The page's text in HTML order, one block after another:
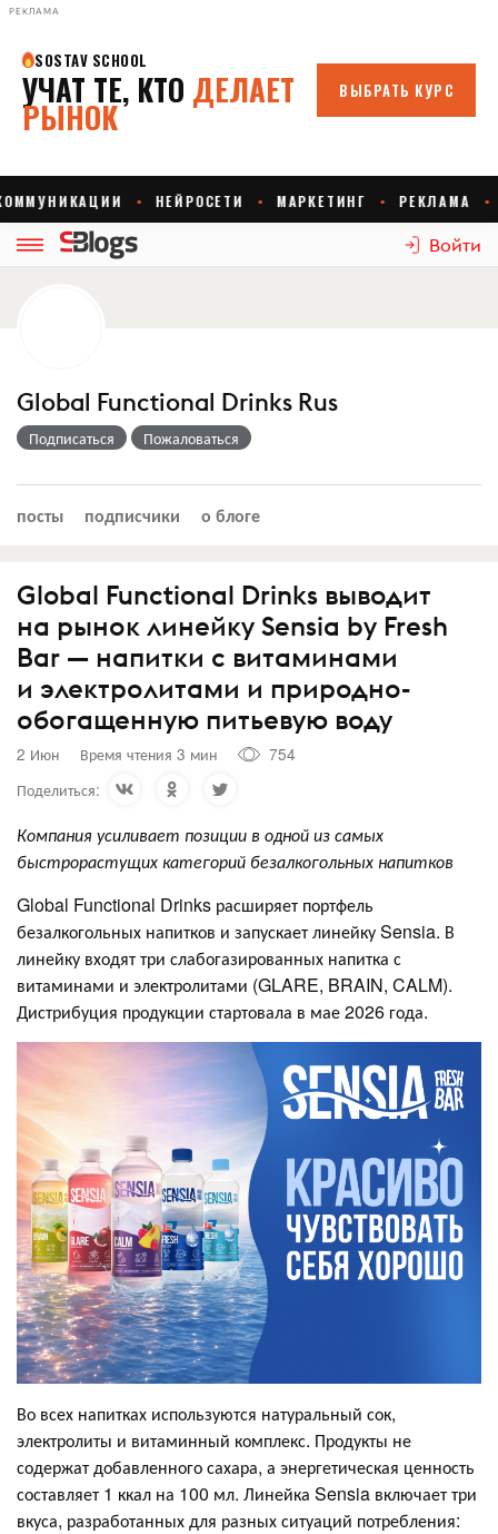
РЕКЛАМА
Войти
Global Functional Drinks Rus
Подписаться Пожаловаться
посты подписчики о блоге
Global Functional Drinks выводит
на рынок линейку Sensia by Fresh
Bar — напитки с витаминами
и электролитами и природно-
обогащенную питьевую воду
2 Июн Время чтения 3 мин
754
Поделиться:
Компания усиливает позиции в одной из самых
быстрорастущих категорий безалкогольных напитков
Global Functional Drinks расширяет портфель
безалкогольных напитков и запускает линейку Sensia. В
линейку входят три слабогазированных напитка с
витаминами и электролитами (GLARE, BRAIN, CALM).
Дистрибуция продукции стартовала в мае 2026 года.
Во всех напитках используются натуральный сок,
электролиты и витаминный комплекс. Продукты не
содержат добавленного сахара, а энергетическая ценность
составляет 1 ккал на 100 мл. Линейка Sensia включает три
вкуса, разработанных для разных ситуаций потребления: